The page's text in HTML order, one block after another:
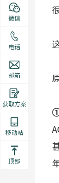
微信
电话
邮箱
获取方案
移动站
顶部